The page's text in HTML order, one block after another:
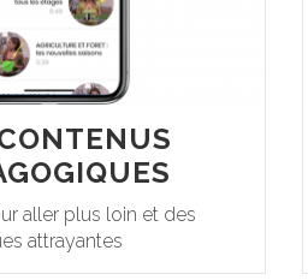
aller plus loin et des
attrayantes